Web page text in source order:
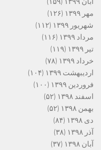
مهر ۱۳۹۹
(۱۲۶)
شهریور ۱۳۹۹
(۱۱۲)
مرداد ۱۳۹۹
(۱۱۶)
تیر ۱۳۹۹
(۱۱۹)
خرداد ۱۳۹۹
(۷۸)
اردیبهشت ۱۳۹۹
(۱۰۴)
فروردین ۱۳۹۹
(۱۰۰)
اسفند ۱۳۹۸
(۵۲)
بهمن ۱۳۹۸
(۵۲)
دی ۱۳۹۸
(۸۴)
آذر ۱۳۹۸
(۳۸)
آبان ۱۳۹۸
(۳۷)